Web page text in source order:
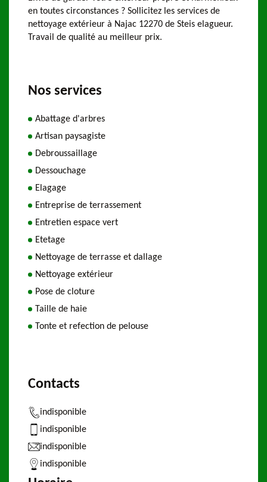
en toutes circonstances ? Sollicitez les services de
nettoyage extérieur à Najac 12270 de Steis elagueur.
Travail de qualité au meilleur prix.
Nos services
Abattage d'arbres
Artisan paysagiste
Debroussaillage
Dessouchage
Elagage
Entreprise de terrassement
Entretien espace vert
Etetage
Nettoyage de terrasse et dallage
Nettoyage extérieur
Pose de cloture
Taille de haie
Tonte et refection de pelouse
Contacts
indisponible
indisponible
indisponible
indisponible